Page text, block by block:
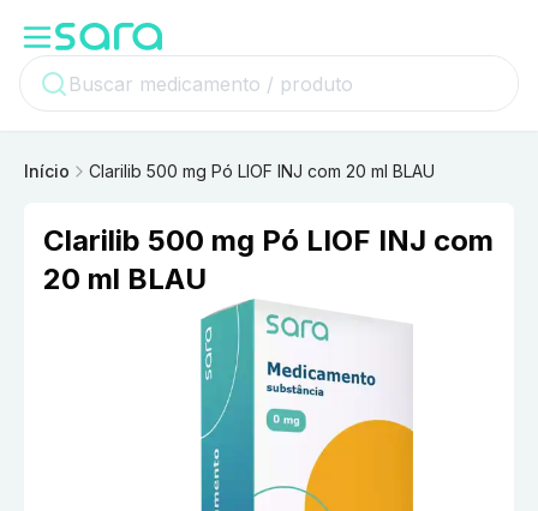
Início Clarilib 500 mg Pó LIOF INJ com 20 ml BLAU
Clarilib 500 mg Pó LIOF INJ com
20 ml BLAU